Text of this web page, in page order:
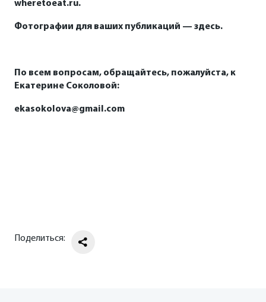
wheretoeat.ru.
Фотографии для ваших публикаций — здесь.
По всем вопросам, обращайтесь, пожалуйста, к
Екатерине Соколовой:
ekasokolova@gmail .com
на сайте wheretoeat.ru
Поделиться: